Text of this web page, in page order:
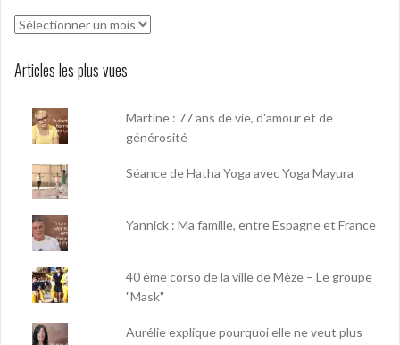
Archives
Articles les plus vues
Martine : 77 ans de vie, d'amour et de
générosité
Séance de Hatha Yoga avec Yoga Mayura
Yannick : Ma famille, entre Espagne et France
40 ème corso de la ville de Mèze – Le groupe
"Mask"
Aurélie explique pourquoi elle ne veut plus